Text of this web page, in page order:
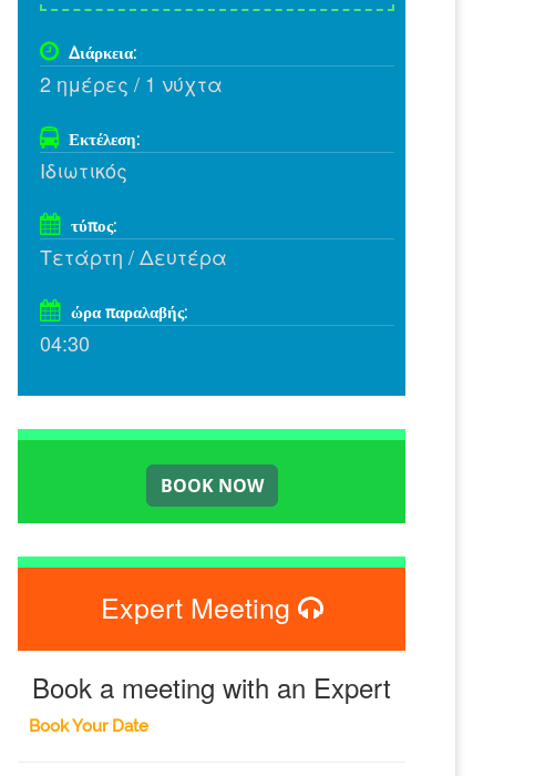
Διάρκεια:
2 ημέρες / 1 νύχτα
Εκτέλεση:
Ιδιωτικός
τύπος:
Τετάρτη / Δευτέρα
ώρα παραλαβής:
04:30
Expert Meeting
Book a meeting with an Expert
Book Your Date